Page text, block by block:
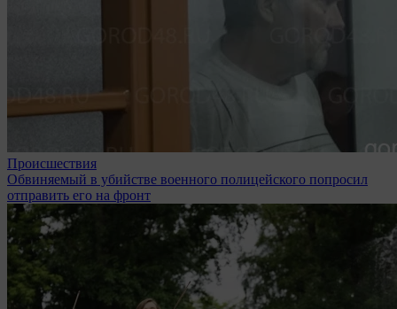
Происшествия
Обвиняемый в убийстве военного полицейского попросил
отправить его на фронт